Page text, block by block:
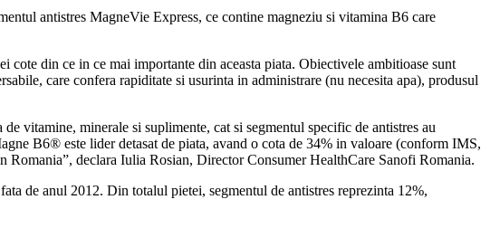
antistres MagneVie Express, ce contine magneziu si vitamina B6 care
din ce in ce mai importante din aceasta piata. Obiectivele ambitioase sunt
care confera rapiditate si usurinta in administrare (nu necesita apa), produsul
vitamine, minerale si suplimente, cat si segmentul specific de antistres au
B6® este lider detasat de piata, avand o cota de 34% in valoare (conform IMS,
declara Iulia Rosian, Director Consumer HealthCare Sanofi Romania.
de anul 2012. Din totalul pietei, segmentul de antistres reprezinta 12%,